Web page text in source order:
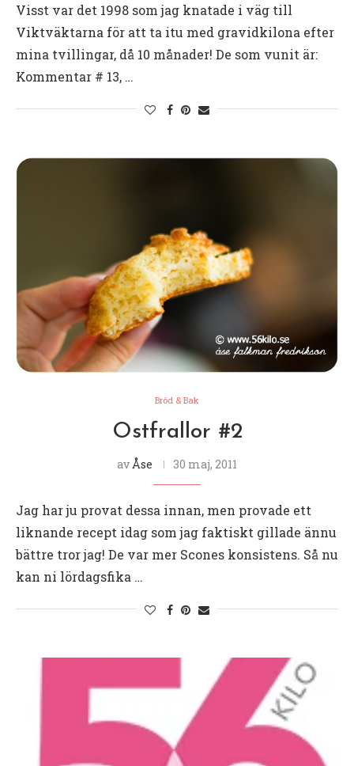
Visst var det 1998 som jag knatade i väg till
Viktväktarna för att ta itu med gravidkilona efter
mina tvillingar, då 10 månader! De som vunit är:
Kommentar # 13, …
Bröd & Bak
Ostfrallor #2
av Åse 30 maj, 2011
Jag har ju provat dessa innan, men provade ett
liknande recept idag som jag faktiskt gillade ännu
bättre tror jag! De var mer Scones konsistens. Så nu
kan ni lördagsfika …